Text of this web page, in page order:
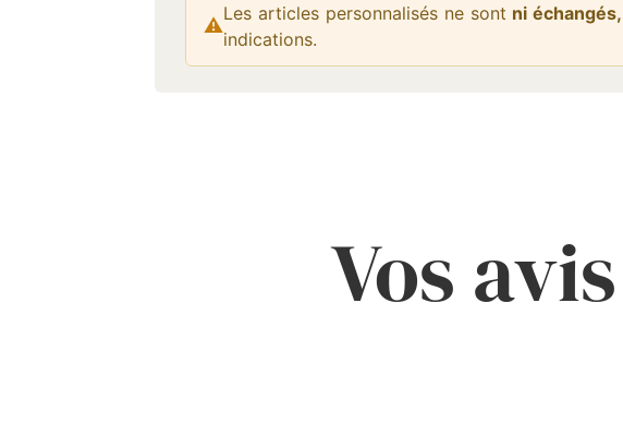
⚠
Attention :
Les articles personnalisés ne sont ni
indications.
Vos